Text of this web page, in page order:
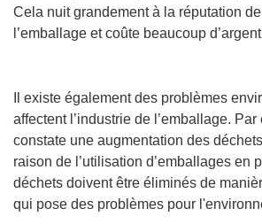
Cela nuit grandement à la réputation
l’emballage et coûte beaucoup
Il existe également des problèmes
affectent l’industrie de l’emballage. Par
constate une augmentation des
raison de l’utilisation d’emballages en
déchets doivent être éliminés de
qui pose des problèmes pour